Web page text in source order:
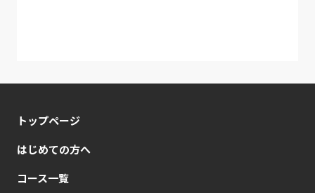
トップページ
はじめての方へ
コース一覧